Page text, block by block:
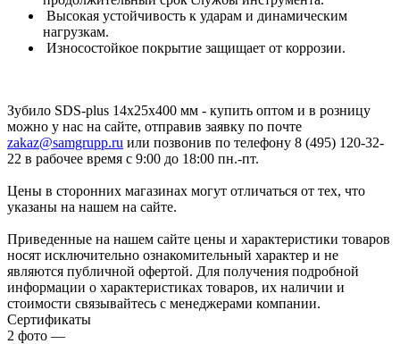
Высокая устойчивость к ударам и динамическим
нагрузкам.
Износостойкое покрытие защищает от коррозии.
Зубило SDS-plus 14x25x400 мм - купить оптом и в розницу
можно у нас на сайте, отправив заявку по почте
zakaz@samgrupp.ru или позвонив по телефону 8 (495) 120-32-
22 в рабочее время с 9:00 до 18:00 пн.-пт.
Цены в сторонних магазинах могут отличаться от тех, что
указаны на нашем на сайте.
Приведенные на нашем сайте цены и характеристики товаров
носят исключительно ознакомительный характер и не
являются публичной офертой. Для получения подробной
информации о характеристиках товаров, их наличии и
стоимости связывайтесь с менеджерами компании.
Сертификаты
2 фото —